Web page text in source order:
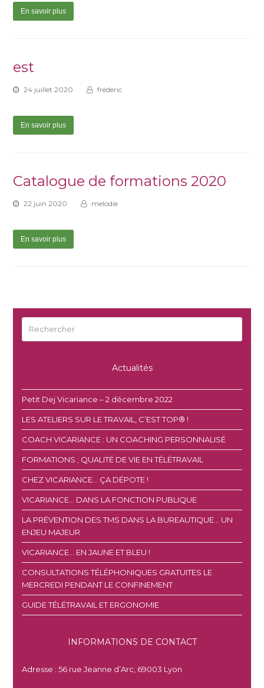
En savoir plus
est
24 juillet 2020 frederic
En savoir plus
Catalogue de formations 2020
22 juin 2020 melodie
En savoir plus
Actualités
Petit Dej Vicariance – 2 décembre 2022
LES ATELIERS SUR LE TRAVAIL, C’EST TOP® !
COACH VICARIANCE : UN COACHING PERSONNALISÉ
FORMATIONS ; QUALITÉ DE VIE EN TÉLÉTRAVAIL
CHEZ VICARIANCE… ÇA DÉPOTE !
VICARIANCE… DANS LA FONCTION PUBLIQUE
LA PRÉVENTION DES TMS DANS LA BUREAUTIQUE… UN
ENJEU MAJEUR
VICARIANCE… EN JAUNE ET BLEU !
CONSULTATIONS TÉLÉPHONIQUES GRATUITES LE
MERCREDI PENDANT LE CONFINEMENT
GUIDE TÉLÉTRAVAIL ET ERGONOMIE
INFORMATIONS DE CONTACT
Adresse : 56 rue Jeanne d’Arc, 69003 Lyon